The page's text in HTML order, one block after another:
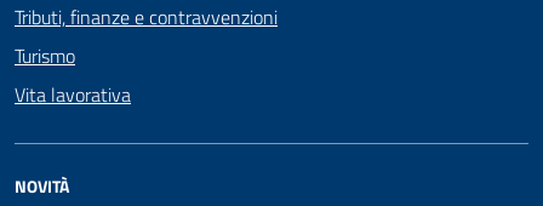
Tributi, finanze e contravvenzioni
Turismo
Vita lavorativa
NOVITÀ